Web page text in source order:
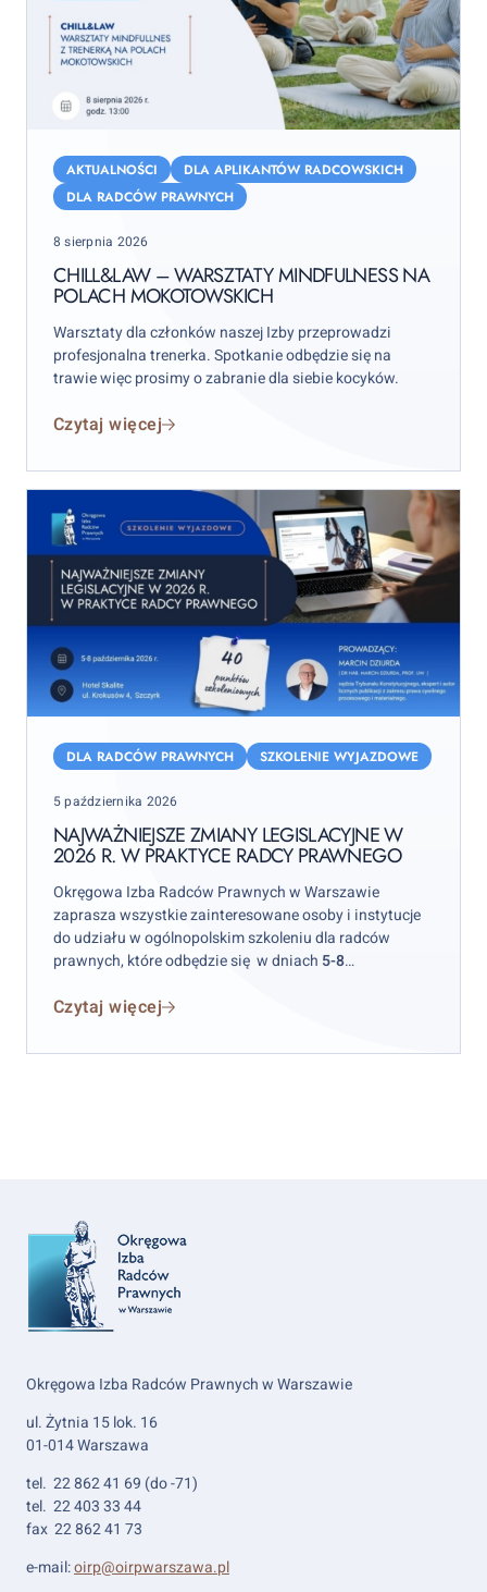
warsztaty
Polach
Mokotowskich
AKTUALNOŚCI
DLA APLIKANTÓW RADCOWSKICH
DLA RADCÓW PRAWNYCH
Posted
8 sierpnia 2026
CHILL&LAW – WARSZTATY MINDFULNESS NA
POLACH MOKOTOWSKICH
Warsztaty dla członków naszej Izby przeprowadzi
profesjonalna trenerka. Spotkanie odbędzie się na
trawie więc prosimy o zabranie dla siebie kocyków.
Czytaj więcej
zmiany
2026
praktyce
radcy
prawnego
DLA RADCÓW PRAWNYCH SZKOLENIE WYJAZDOWE
Posted
5 października 2026
NAJWAŻNIEJSZE ZMIANY LEGISLACYJNE W
2026 R. W PRAKTYCE RADCY PRAWNEGO
Okręgowa Izba Radców Prawnych w Warszawie
zaprasza wszystkie zainteresowane osoby i instytucje
do udziału w ogólnopolskim szkoleniu dla radców
prawnych, które odbędzie się w dniach 5-8
Czytaj więcej
Okręgowa Izba Radców Prawnych w Warszawie
ul. Żytnia 15 lok. 16
01-014 Warszawa
tel. 22 862 41 69 (do -71)
tel. 22 403 33 44
fax 22 862 41 73
e-mail:oirp@oirpwarszawa.pl